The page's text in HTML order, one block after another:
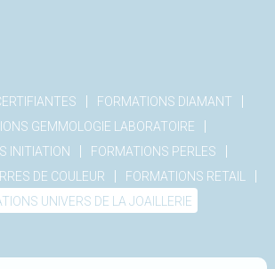
| FORMATIONS DIAMANT |
GEMMOLOGIE LABORATOIRE |
INITIATION | FORMATIONS PERLES |
DE COULEUR | FORMATIONS RETAIL |
UNIVERS DE LA JOAILLERIE